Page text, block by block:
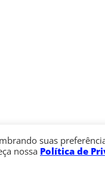
suas
nossa Política de